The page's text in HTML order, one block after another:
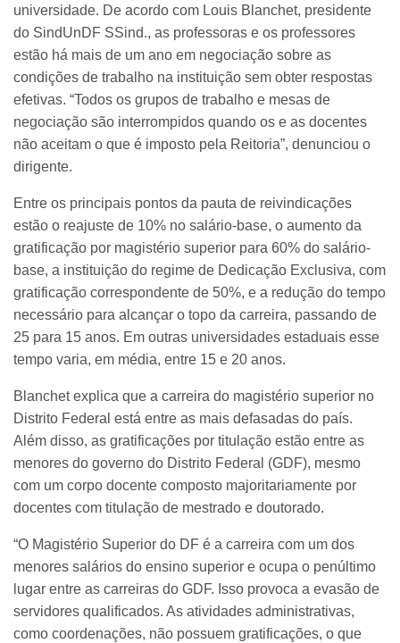
universidade. De acordo com Louis Blanchet, presidente
do SindUnDF SSind., as professoras e os professores
estão há mais de um ano em negociação sobre as
condições de trabalho na instituição sem obter respostas
efetivas. “Todos os grupos de trabalho e mesas de
negociação são interrompidos quando os e as docentes
não aceitam o que é imposto pela Reitoria”, denunciou o
dirigente.
Entre os principais pontos da pauta de reivindicações
estão o reajuste de 10% no salário-base, o aumento da
gratificação por magistério superior para 60% do salário-
base, a instituição do regime de Dedicação Exclusiva, com
gratificação correspondente de 50%, e a redução do tempo
necessário para alcançar o topo da carreira, passando de
25 para 15 anos. Em outras universidades estaduais esse
tempo varia, em média, entre 15 e 20 anos.
Blanchet explica que a carreira do magistério superior no
Distrito Federal está entre as mais defasadas do país.
Além disso, as gratificações por titulação estão entre as
menores do governo do Distrito Federal (GDF), mesmo
com um corpo docente composto majoritariamente por
docentes com titulação de mestrado e doutorado.
“O Magistério Superior do DF é a carreira com um dos
menores salários do ensino superior e ocupa o penúltimo
lugar entre as carreiras do GDF. Isso provoca a evasão de
servidores qualificados. As atividades administrativas,
como coordenações, não possuem gratificações, o que